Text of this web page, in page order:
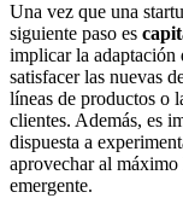
Una vez que una
siguiente paso es
implicar la adaptación
satisfacer las nuevas
líneas de productos o
clientes. Además, es
dispuesta a
aprovechar al máximo
emergente.